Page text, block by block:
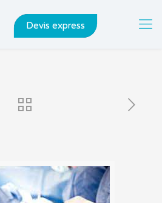
Devis express